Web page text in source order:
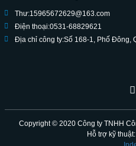
Thư:15965672629@163.com
Điện thoại:0531-68829621
Địa chỉ công ty:Số 168-1, Phố Đông,
Copyright © 2020 Công ty TNHH
Hỗ trợ kỹ